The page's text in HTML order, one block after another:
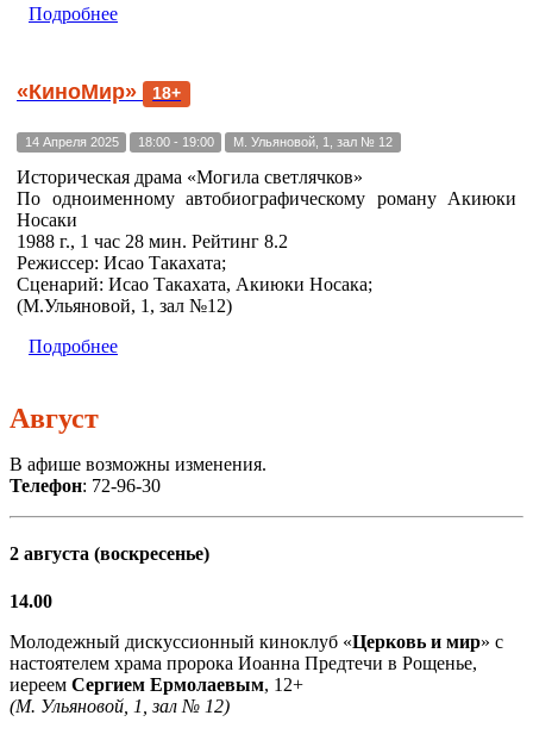
Подробнее
«КиноМир» 18+
14 Апреля 2025 18:00 - 19:00 М. Ульяновой, 1, зал № 12
Историческая драма «Могила светлячков»
По одноименному автобиографическому роману Акиюки
Носаки
1988 г., 1 час 28 мин. Рейтинг 8.2
Режиссер: Исао Такахата;
Сценарий: Исао Такахата, Акиюки Носака;
(М.Ульяновой, 1, зал №12)
Подробнее
Август
В афише возможны изменения.
Телефон: 72-96-30
2 августа (воскресенье)
14.00
Молодежный дискуссионный киноклуб «Церковь и мир» с
настоятелем храма пророка Иоанна Предтечи в Рощенье,
иереем Сергием Ермолаевым, 12+
(М. Ульяновой, 1, зал № 12)